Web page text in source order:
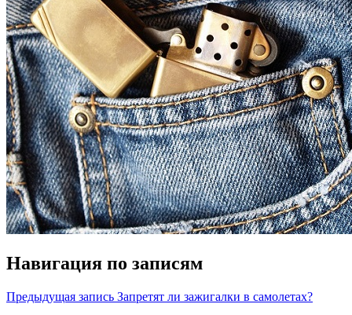
Навигация по записям
Предыдущая запись Запретят ли зажигалки в самолетах?